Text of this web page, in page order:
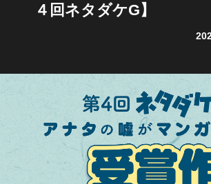
４回ネタダケG】
NEWS